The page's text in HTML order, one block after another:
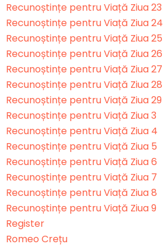
Recunoștințe pentru Viață Ziua 23
Recunoștințe pentru Viață Ziua 24
Recunoștințe pentru Viață Ziua 25
Recunoștințe pentru Viață Ziua 26
Recunoștințe pentru Viață Ziua 27
Recunoștințe pentru Viață Ziua 28
Recunoștințe pentru Viață Ziua 29
Recunoștințe pentru Viață Ziua 3
Recunoștințe pentru Viață Ziua 4
Recunoștințe pentru Viață Ziua 5
Recunoștințe pentru Viață Ziua 6
Recunoștințe pentru Viață Ziua 7
Recunoștințe pentru Viață Ziua 8
Recunoștințe pentru Viață Ziua 9
Register
Romeo Crețu